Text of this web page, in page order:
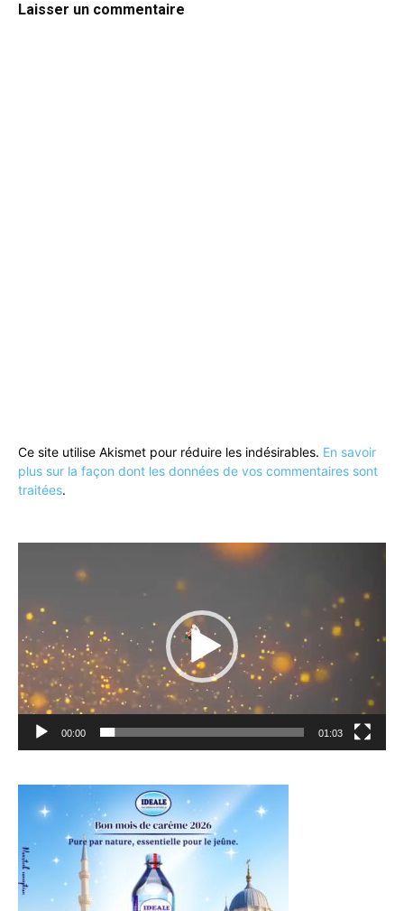
Laisser un commentaire
Ce site utilise Akismet pour réduire les indésirables. En savoir
plus sur la façon dont les données de vos commentaires sont
traitées.
00:00 01:03